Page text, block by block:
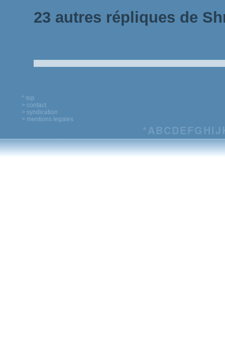
23 autres répliques de
^ top
> contact
> syndication
> mentions legales
*ABCDEFG HIJ